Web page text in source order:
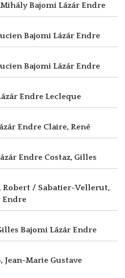
MihályBajomi Lázár Endre
Bajomi Lázár Endre
Bajomi Lázár Endre
Endre Lecleque
Endre Claire, René
Endre Costaz, Gilles
Robert / Sabatier-Vellerut,
Endre
Bajomi Lázár Endre
Jean-Marie Gustave